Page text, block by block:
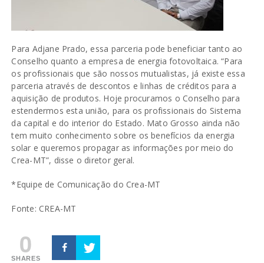
Para Adjane Prado, essa parceria pode beneficiar tanto ao
Conselho quanto a empresa de energia fotovoltaica. “Para
os profissionais que são nossos mutualistas, já existe essa
parceria através de descontos e linhas de créditos para a
aquisição de produtos. Hoje procuramos o Conselho para
estendermos esta união, para os profissionais do Sistema
da capital e do interior do Estado. Mato Grosso ainda não
tem muito conhecimento sobre os benefícios da energia
solar e queremos propagar as informações por meio do
Crea-MT”, disse o diretor geral.
*Equipe de Comunicação do Crea-MT
Fonte: CREA-MT
0
SHARES